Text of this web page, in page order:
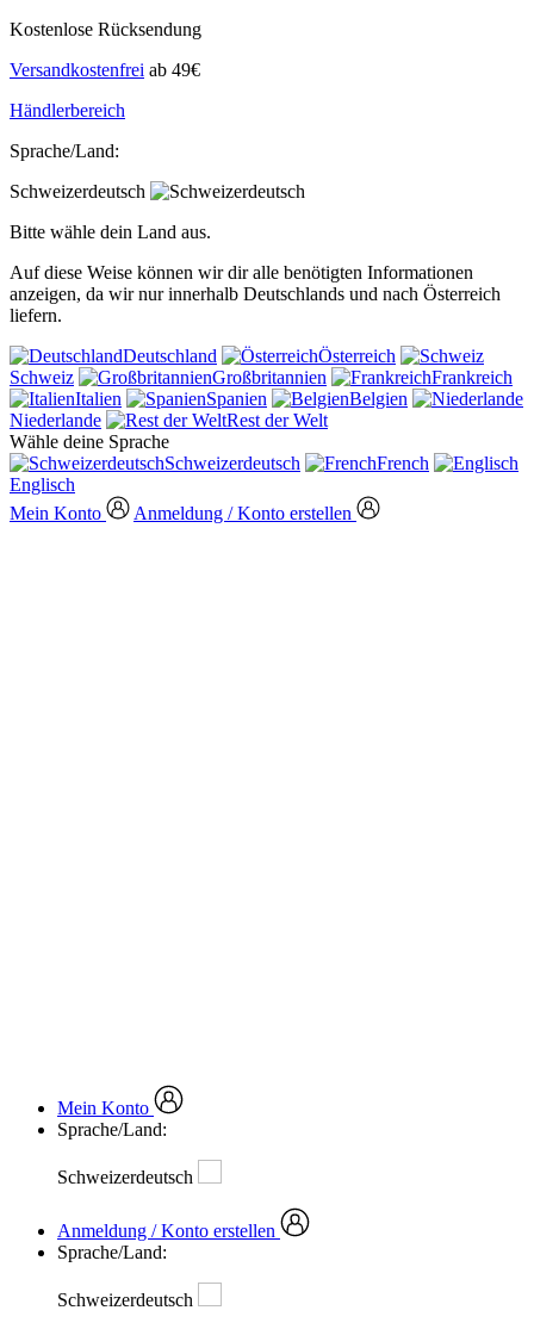
Kostenlose Rücksendung
Versandkostenfrei ab 49€
Händlerbereich
Sprache/Land:
Schweizerdeutsch
Bitte wähle dein Land aus.
Auf diese Weise können wir dir alle benötigten Informationen
anzeigen, da wir nur innerhalb Deutschlands und nach Österreich
liefern.
Deutschland
Österreich
Schweiz
Großbritannien
Frankreich
Italien
Spanien
Belgien
Niederlande
Rest der Welt
Wähle deine Sprache
Schweizerdeutsch
French
Englisch
Mein Konto
Anmeldung / Konto erstellen
Mein Konto
Sprache/Land:
Schweizerdeutsch
Anmeldung / Konto erstellen
Sprache/Land:
Schweizerdeutsch